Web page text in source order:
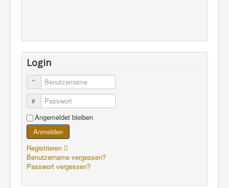
Login
Benutzername
Passwort
Angemeldet bleiben
Anmelden
Registrieren
Benutzername vergessen?
Passwort vergessen?